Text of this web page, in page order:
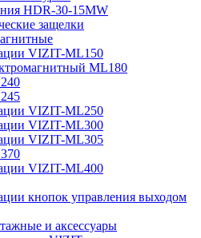
HDR-30-15MW
защелки
VIZIT-ML150
ML180
VIZIT-ML250
VIZIT-ML300
VIZIT-ML305
VIZIT-ML400
кнопок управления выходом
и аксессуары